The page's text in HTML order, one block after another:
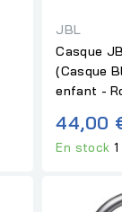
JBL
Casque
(Casque
enfant -
44,00
En stock